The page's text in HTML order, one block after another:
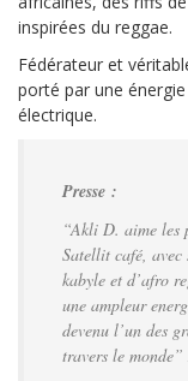
inspirées du reggae.
Fédérateur et
porté par une
électrique.
Presse :
“Akli D. aime les
Satellit café, avec
kabyle et d’afro
une ampleur
devenu l’un des
travers le monde”